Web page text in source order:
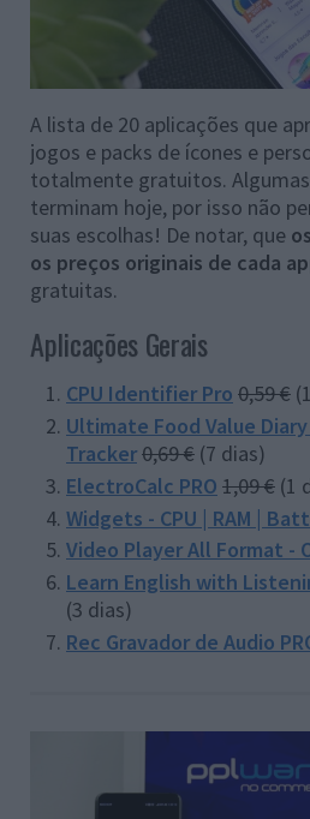
A lista de 20 aplicações que
jogos e packs de ícones e
totalmente gratuitos.
terminam hoje, por isso não
suas escolhas! De notar, que
os preços originais de cada
gratuitas.
Aplicações Gerais
CPU Identifier Pro 0,59 €
Ultimate Food Value
Tracker0,69 € (7 dias)
ElectroCalc PRO 1,09 € (1
Widgets - CPU | RAM |
Video Player All Format -
Learn English with
(3 dias)
Rec Gravador de Audio